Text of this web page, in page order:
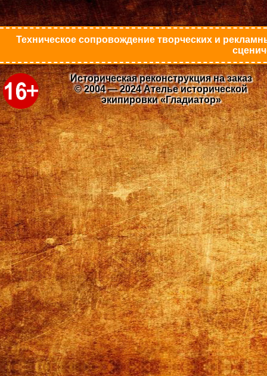
Техническое сопровождение творческих и
Историческая реконструкция на заказ
© 2004 — 2024 Ателье исторической
экипировки «Гладиатор»